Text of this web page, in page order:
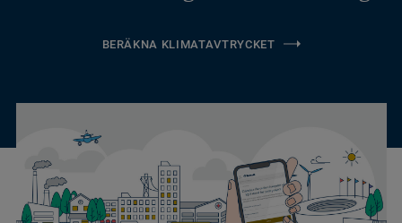
BERÄKNA KLIMATAVTRYCKET